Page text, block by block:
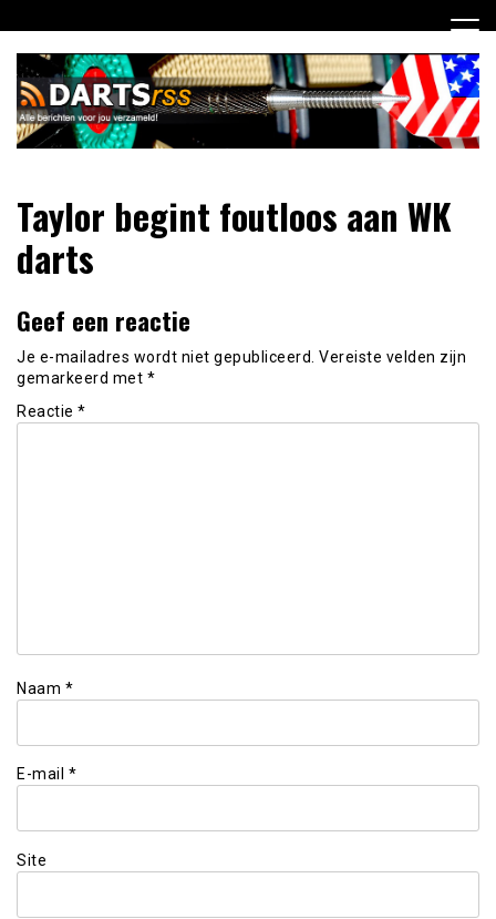
naar
inhoud
DartsRSS
verzameld!
Taylor begint foutloos aan WK
darts
Geef een reactie
Je e-mailadres wordt niet gepubliceerd. Vereiste velden zijn
gemarkeerd met *
Reactie *
Naam *
E-mail *
Site